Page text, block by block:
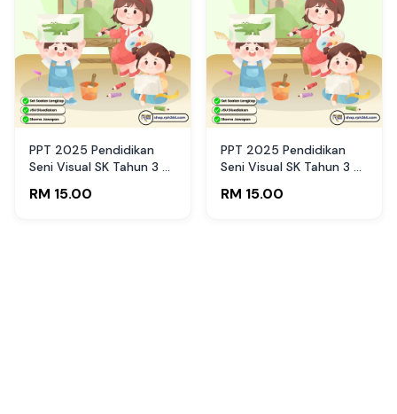
PPT 2025 Pendidikan
Seni Visual SK Tahun 3 by
RM 15.00
PPT 2025 Pendidikan
Seni Visual SK Tahun 3 by
RM 15.00